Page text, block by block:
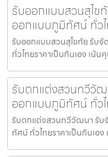
รับออกแบบสวนสุโข
ออกแบบภูมิทัศน์ ทั่ว
รับออกแบบสวนสุโขทัย รับ
ทั่วไทยราคาเป็นกันเอง เน้
รับตกแต่งสวนทวีวั
ออกแบบภูมิทัศน์ ทั่ว
รับตกแต่งสวนทวีวัฒนา รั
ทัศน์ ทั่วไทยราคาเป็นกันเอ